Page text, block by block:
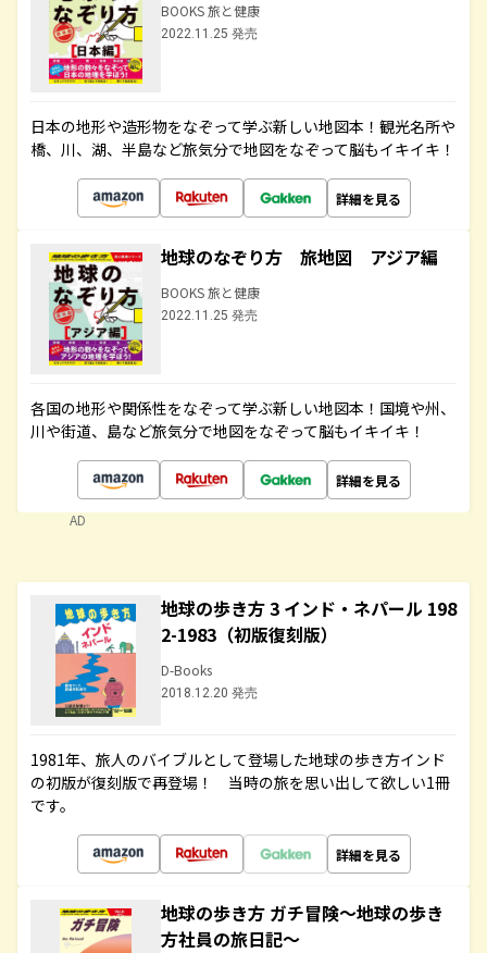
BOOKS 旅と健康
2022.11.25 発売
日本の地形や造形物をなぞって学ぶ新しい地図本！観光名所や
橋、川、湖、半島など旅気分で地図をなぞって脳もイキイキ！
詳細を見る
地球のなぞり方 旅地図 アジア編
BOOKS 旅と健康
2022.11.25 発売
各国の地形や関係性をなぞって学ぶ新しい地図本！国境や州、
川や街道、島など旅気分で地図をなぞって脳もイキイキ！
詳細を見る
AD
地球の歩き方 3 インド・ネパール 198
2-1983（初版復刻版）
D-Books
2018.12.20 発売
1981年、旅人のバイブルとして登場した地球の歩き方インド
の初版が復刻版で再登場！ 当時の旅を思い出して欲しい1冊
です。
詳細を見る
地球の歩き方 ガチ冒険～地球の歩き
方社員の旅日記～